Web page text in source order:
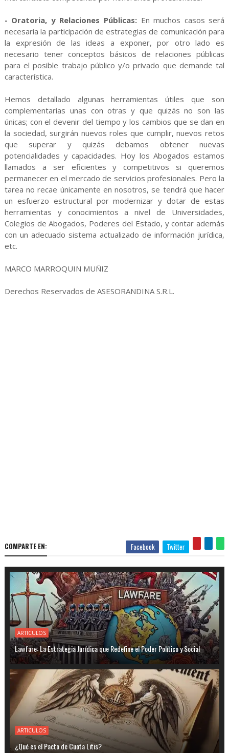
- Oratoria, y Relaciones Públicas: En muchos casos será
necesaria la participación de estrategias de comunicación para
la expresión de las ideas a exponer, por otro lado es
necesario tener conceptos básicos de relaciones públicas
para el posible trabajo público y/o privado que demande tal
característica.
Hemos detallado algunas herramientas útiles que son
complementarias unas con otras y que quizás no son las
únicas; con el devenir del tiempo y los cambios que se dan en
la sociedad, surgirán nuevos roles que cumplir, nuevos retos
que superar y quizás debamos obtener nuevas
potencialidades y capacidades. Hoy los Abogados estamos
llamados a ser eficientes y competitivos si queremos
permanecer en el mercado de servicios profesionales. Pero la
tarea no recae únicamente en nosotros, se tendrá que hacer
un esfuerzo estructural por modernizar y dotar de estas
herramientas y conocimientos a nivel de Universidades,
Colegios de Abogados, Poderes del Estado, y contar además
con un adecuado sistema actualizado de información jurídica,
etc.
MARCO MARROQUIN MUÑIZ
Derechos Reservados de ASESORANDINA S.R.L.
COMPARTE EN: Facebook Twitter
ARTICULOS
Lawfare: La Estrategia Jurídica que Redefine el Poder Político y Social
ARTICULOS
¿Qué es el Pacto de Cuota Litis?